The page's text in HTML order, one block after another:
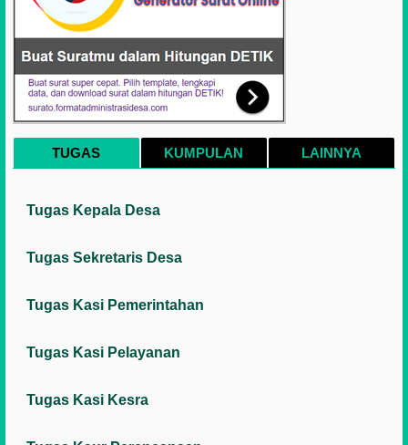
TUGAS KUMPULAN LAINNYA
Tugas Kepala Desa
Tugas Sekretaris Desa
Tugas Kasi Pemerintahan
Tugas Kasi Pelayanan
Tugas Kasi Kesra